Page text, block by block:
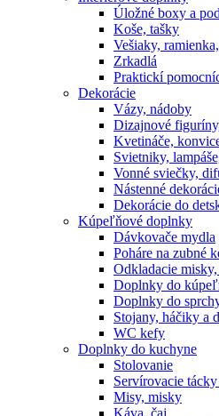
Úložné boxy a
Koše, tašky
Vešiaky,
Zrkadlá
Praktickí
Dekorácie
Vázy, nádoby
Dizajnové
Kvetináče,
Svietniky,
Vonné sviečky,
Nástenné
Dekorácie do
Kúpeľňové doplnky
Dávkovače mydla
Poháre na zubné
Odkladacie
Doplnky do
Doplnky do
Stojany, háčiky a
WC kefy
Doplnky do kuchyne
Stolovanie
Servírovacie
Misy, misky
Káva, čaj